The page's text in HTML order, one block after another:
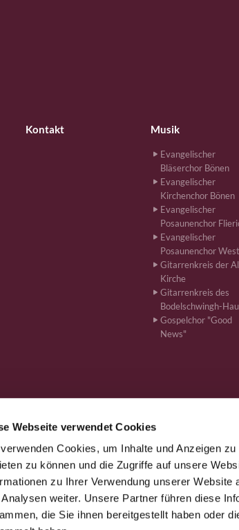
Webseite verwendet Cookies
Cookies, um Inhalte und Anzeigen
zu können und die Zugriffe auf unsere
zu Ihrer Verwendung unserer
Analysen weiter. Unsere Partner führen diese
die Sie ihnen bereitgestellt haben oder
Kontakt Musik
Evangelischer
Bläserchor Bönen
Evangelischer
Kirchenchor Bönen
Evangelischer
Posaunenchor
Evangelischer
Posaunenchor West
Gitarrenkreis der
Kirche
Gitarrenkreis des
Bodelschwingh-
Gospelchor "Good
News"
Ev. Kirchengemeinde Bönen · Bahnhofstr. 262,